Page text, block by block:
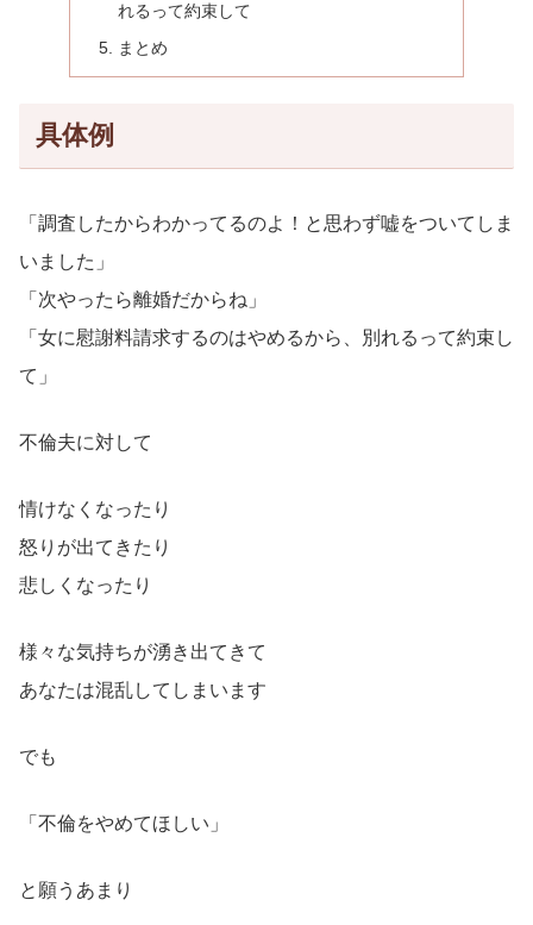
れるって約束して
まとめ
具体例
「調査したからわかってるのよ！と思わず嘘をついてしま
いました」
「次やったら離婚だからね」
「女に慰謝料請求するのはやめるから、別れるって約束し
て」
不倫夫に対して
情けなくなったり
怒りが出てきたり
悲しくなったり
様々な気持ちが湧き出てきて
あなたは混乱してしまいます
でも
「不倫をやめてほしい」
と願うあまり